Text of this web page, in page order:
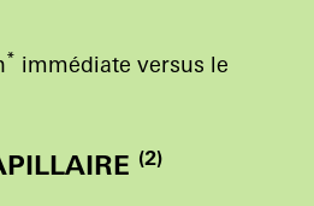
* immédiate versus le
(2)